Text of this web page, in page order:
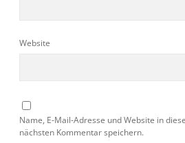
Website
Name, E-Mail-Adresse und Website in
nächsten Kommentar speichern.